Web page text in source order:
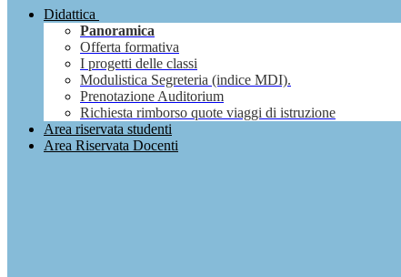
Didattica
Panoramica
Offerta formativa
I progetti delle classi
Modulistica Segreteria (indice MDI).
Prenotazione Auditorium
Richiesta rimborso quote viaggi di istruzione
Area riservata studenti
Area Riservata Docenti